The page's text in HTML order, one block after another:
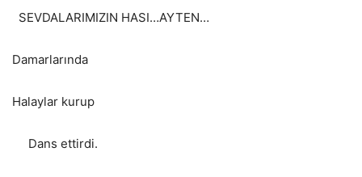
SEVDALARIMIZIN HASI…AYTEN…
Damarlarında
Halaylar kurup
Dans ettirdi.